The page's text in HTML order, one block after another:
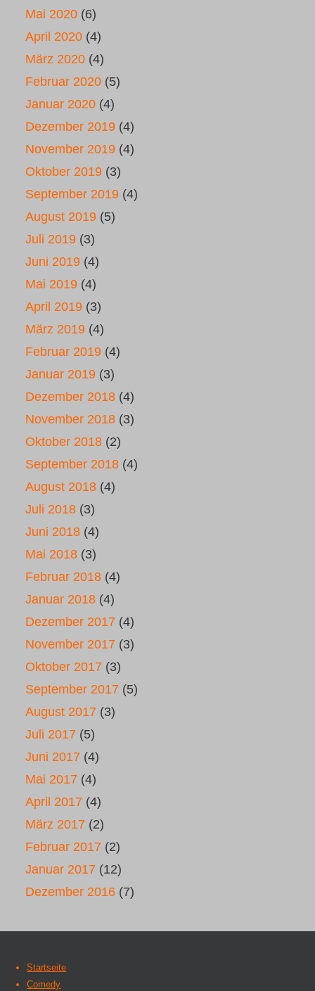
Mai 2020 (6)
April 2020 (4)
März 2020 (4)
Februar 2020 (5)
Januar 2020 (4)
Dezember 2019 (4)
November 2019 (4)
Oktober 2019 (3)
September 2019 (4)
August 2019 (5)
Juli 2019 (3)
Juni 2019 (4)
Mai 2019 (4)
April 2019 (3)
März 2019 (4)
Februar 2019 (4)
Januar 2019 (3)
Dezember 2018 (4)
November 2018 (3)
Oktober 2018 (2)
September 2018 (4)
August 2018 (4)
Juli 2018 (3)
Juni 2018 (4)
Mai 2018 (3)
Februar 2018 (4)
Januar 2018 (4)
Dezember 2017 (4)
November 2017 (3)
Oktober 2017 (3)
September 2017 (5)
August 2017 (3)
Juli 2017 (5)
Juni 2017 (4)
Mai 2017 (4)
April 2017 (4)
März 2017 (2)
Februar 2017 (2)
Januar 2017 (12)
Dezember 2016 (7)
Startseite
Comedy